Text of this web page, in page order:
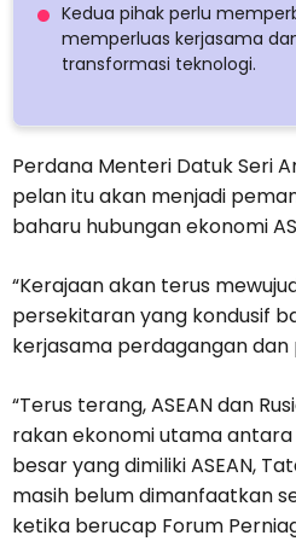
Kedua pihak perlu
memperluas kerjasama
transformasi teknologi.
Perdana Menteri Datuk Seri
pelan itu akan menjadi
baharu hubungan ekonomi
“Kerajaan akan terus
persekitaran yang kondusif
kerjasama perdagangan dan
“Terus terang, ASEAN dan
rakan ekonomi utama antara
besar yang dimiliki ASEAN,
masih belum dimanfaatkan
ketika berucap Forum